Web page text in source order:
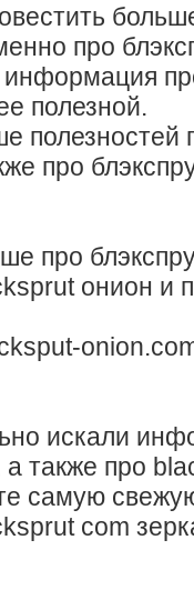
про
информация
полезной.
полезностей
про
про
онион и
искали
также про
самую
com